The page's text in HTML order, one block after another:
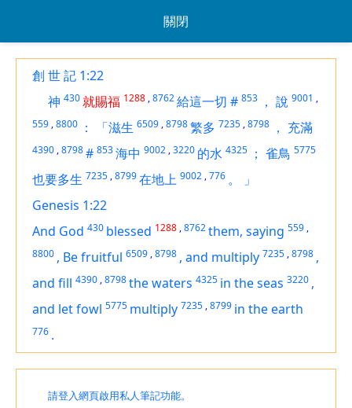
關閉
創 世 記 1:22
神 430就賜福 1288 ,8762給這一切 # 853 ， 說 9001 ,
559 ,8800 ： 「滋生 6509 ,8798繁多 7235 ,8798 ， 充滿
4390 ,8798# 853海中 9002 ,3220 的水 4325 ； 雀鳥 5775
也要多生 7235 ,8799在地上 9002 ,776 。
」
Genesis 1:22
And God 430 blessed 1288 ,8762them, saying 559 ,
8800 , Be fruitful 6509 ,8798 , and multiply 7235 ,8798 ,
and fill 4390 ,8798the waters 4325 in the seas 3220 ,
and let fowl 5775 multiply 7235 ,8799 in the earth
776 .
請登入網頁啟用私人筆記功能。